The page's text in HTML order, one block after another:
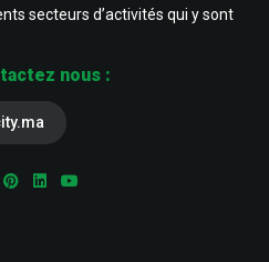
secteurs d’activités qui y sont
nous :